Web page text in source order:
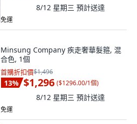
8/12 星期三 預計送達
免運
Minsung Company 疾走奢華髮箍, 混
合色, 1個
首購折扣價$1,496
13% $1,296 ($1296.00/1個)
8/12 星期三 預計送達
免運